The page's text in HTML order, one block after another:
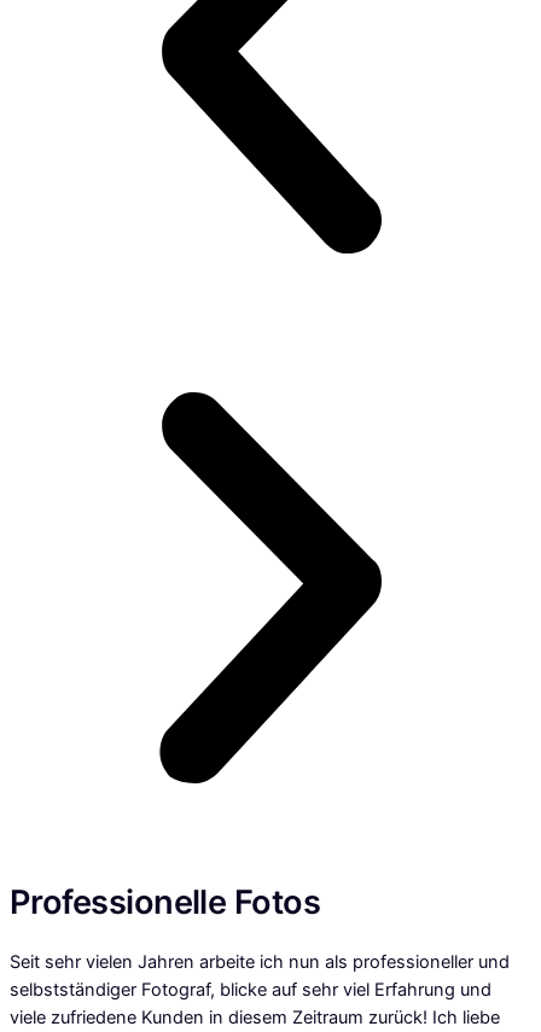
Professionelle Fotos
Seit sehr vielen Jahren arbeite ich nun als professioneller und
selbstständiger Fotograf, blicke auf sehr viel Erfahrung und
viele zufriedene Kunden in diesem Zeitraum zurück! Ich liebe